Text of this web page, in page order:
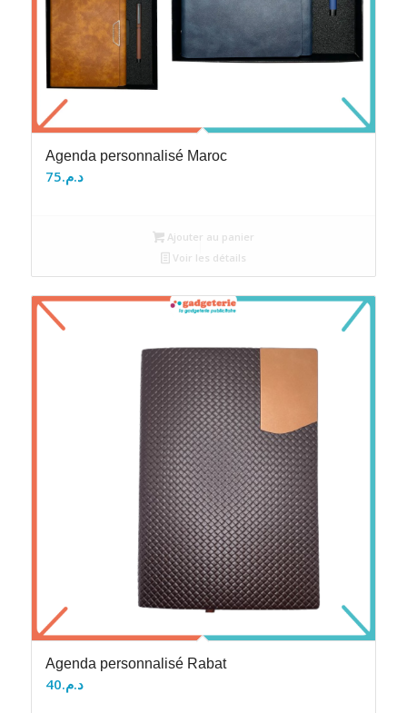
Agenda personnalisé Maroc
د.م.75
Ajouter au panier
Voir les détails
Agenda personnalisé Rabat
د.م.40